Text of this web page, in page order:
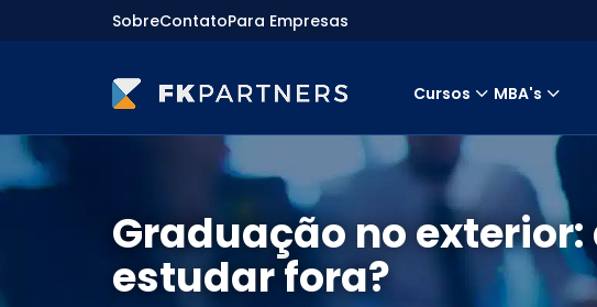
SobreContatoPara Empresas
Cursos MBA's
Cursos
Preparatórios Nacionais
Internacionais
Finanças & Edu. ContinuadaGraduação no
estudar fora?